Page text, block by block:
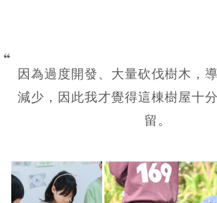
因為過度開發、大量砍伐樹木，
減少，因此我才覺得這棟樹屋十
留。